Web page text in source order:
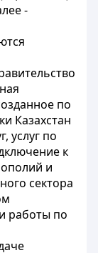
-
по
Казахстан
услуг по
к
и
сектора
работы по